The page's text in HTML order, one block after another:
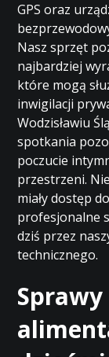
GPS oraz
Nasz sprzęt
najbardziej
które mogą
inwigilacji
Wodzisławiu
spotkania
poczucie
przestrzeni.
miały dostęp
profesjonalne
dziś przez
technicznego.